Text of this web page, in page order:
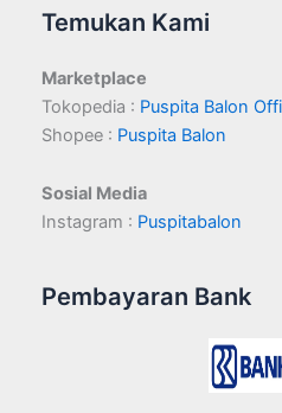
Temukan Kami
Marketplace
Tokopedia : Puspita Balon
Shopee : Puspita Balon
Sosial Media
Instagram : Puspitabalon
Pembayaran Bank